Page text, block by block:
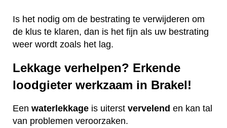
Is het nodig om de bestrating te verwijderen om
de klus te klaren, dan is het fijn als uw bestrating
weer wordt zoals het lag.
Lekkage verhelpen? Erkende
loodgieter werkzaam in Brakel!
Een waterlekkage is uiterst vervelend en kan tal
van problemen veroorzaken.